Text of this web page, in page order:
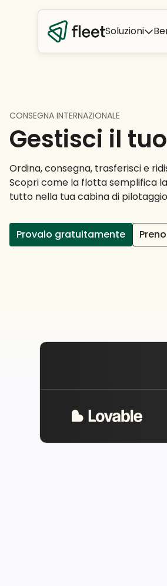
Soluzioni
CONSEGNA INTERNAZIONALE
Gestisci il
Ordina, consegna, trasferisci e
Scopri come la flotta semplifica
tutto nella tua cabina di
Provalo gratuitamente